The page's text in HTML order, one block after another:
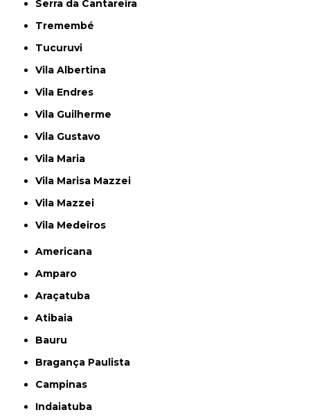
Serra da Cantareira
Tremembé
Tucuruvi
Vila Albertina
Vila Endres
Vila Guilherme
Vila Gustavo
Vila Maria
Vila Marisa Mazzei
Vila Mazzei
Vila Medeiros
Americana
Amparo
Araçatuba
Atibaia
Bauru
Bragança Paulista
Campinas
Indaiatuba